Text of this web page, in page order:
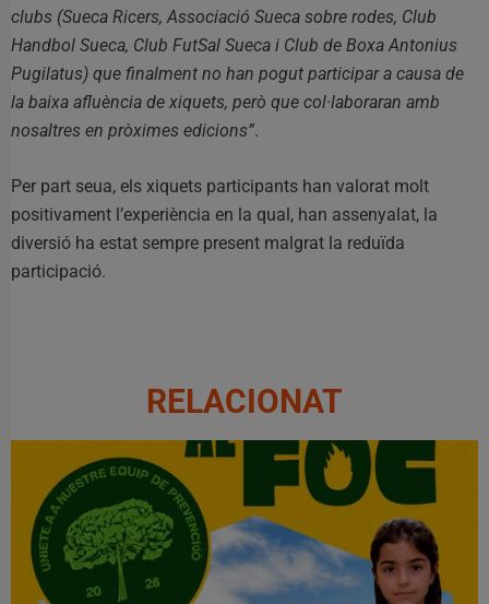
clubs (Sueca Ricers, Associació Sueca sobre rodes, Club
Handbol Sueca, Club FutSal Sueca i Club de Boxa Antonius
Pugilatus) que finalment no han pogut participar a causa de
la baixa afluència de xiquets, però que col·laboraran amb
nosaltres en pròximes edicions”.
Per part seua, els xiquets participants han valorat molt
positivament l’experiència en la qual, han assenyalat, la
diversió ha estat sempre present malgrat la reduïda
participació.
RELACIONAT